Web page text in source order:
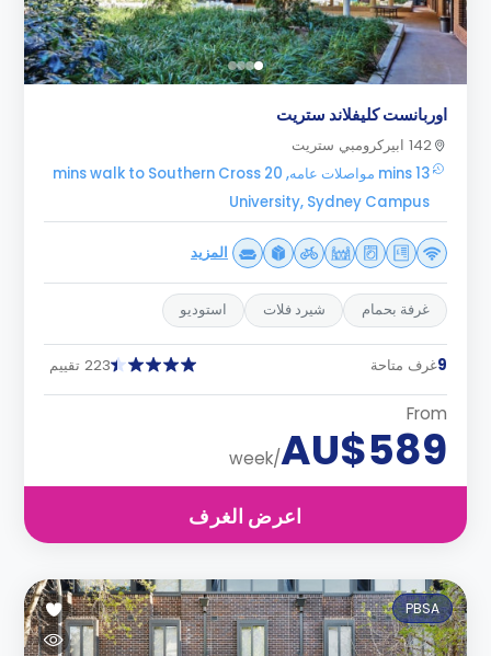
اوربانست كليفلاند ستريت
142 ابيركرومبي ستريت
13 mins مواصلات عامه, 20 mins walk to Southern Cross
University, Sydney Campus
المزيد
غرفة بحمام شيرد فلات استوديو
9غرف متاحة 223 تقييم
From
AU$589
/week
اعرض الغرف
PBSA